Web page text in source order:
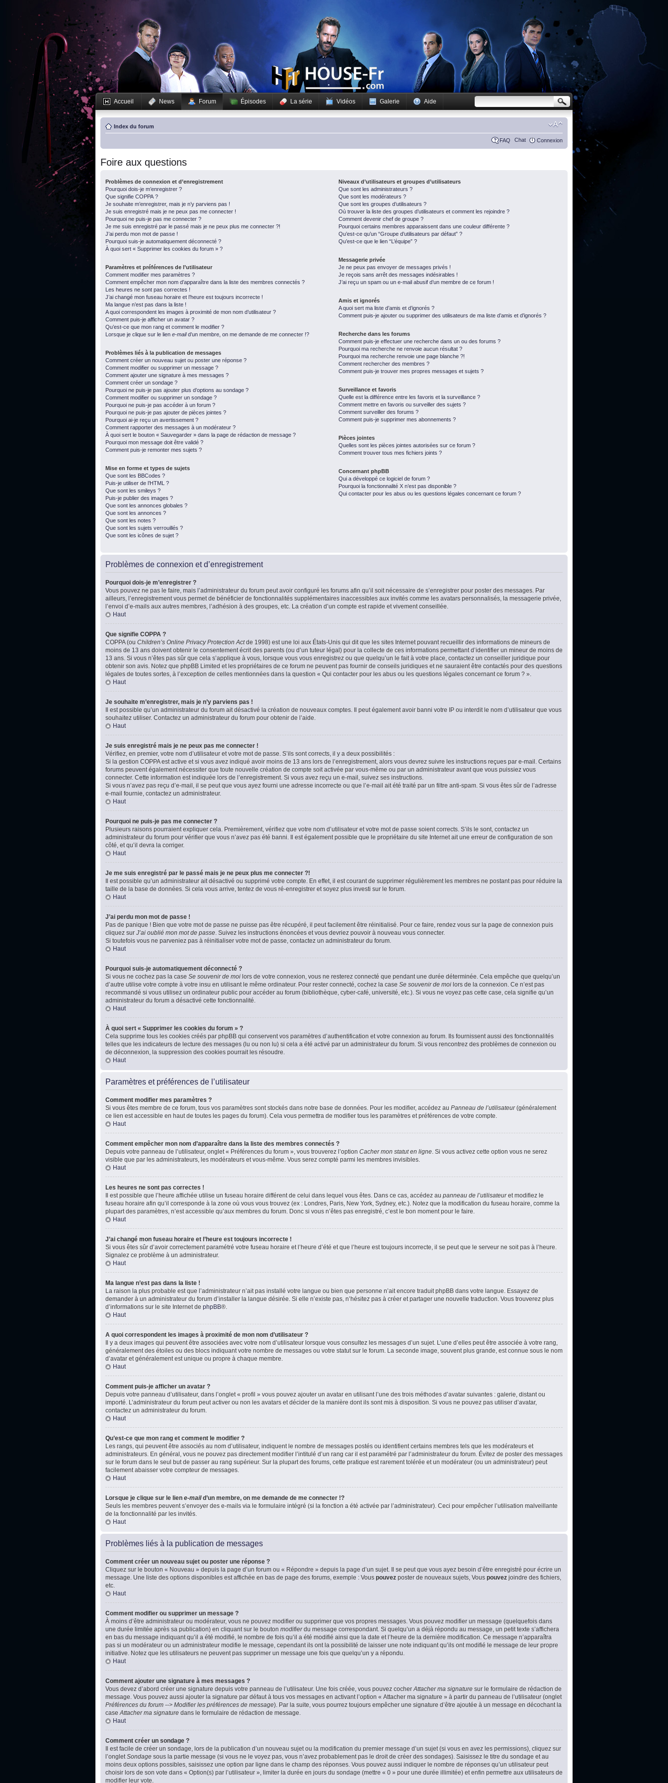
Accueil News Forum Épisodes La série Vidéos Galerie Aide
Index du forum
FAQ Chat Connexion
Foire aux questions
Problèmes de connexion et d’enregistrement
Pourquoi dois-je m’enregistrer ?
Que signifie COPPA ?
Je souhaite m’enregistrer, mais je n’y parviens pas !
Je suis enregistré mais je ne peux pas me connecter !
Pourquoi ne puis-je pas me connecter ?
Je me suis enregistré par le passé mais je ne peux plus me connecter ?!
J’ai perdu mon mot de passe !
Pourquoi suis-je automatiquement déconnecté ?
À quoi sert « Supprimer les cookies du forum » ?
Paramètres et préférences de l’utilisateur
Comment modifier mes paramètres ?
Comment empêcher mon nom d’apparaître dans la liste des membres connectés ?
Les heures ne sont pas correctes !
J’ai changé mon fuseau horaire et l’heure est toujours incorrecte !
Ma langue n’est pas dans la liste !
A quoi correspondent les images à proximité de mon nom d’utilisateur ?
Comment puis-je afficher un avatar ?
Qu’est-ce que mon rang et comment le modifier ?
Lorsque je clique sur le lien e-maild’un membre, on me demande de me connecter !?
Problèmes liés à la publication de messages
Comment créer un nouveau sujet ou poster une réponse ?
Comment modifier ou supprimer un message ?
Comment ajouter une signature à mes messages ?
Comment créer un sondage ?
Pourquoi ne puis-je pas ajouter plus d’options au sondage ?
Comment modifier ou supprimer un sondage ?
Pourquoi ne puis-je pas accéder à un forum ?
Pourquoi ne puis-je pas ajouter de pièces jointes ?
Pourquoi ai-je reçu un avertissement ?
Comment rapporter des messages à un modérateur ?
À quoi sert le bouton « Sauvegarder » dans la page de rédaction de message ?
Pourquoi mon message doit être validé ?
Comment puis-je remonter mes sujets ?
Mise en forme et types de sujets
Que sont les BBCodes ?
Puis-je utiliser de l’HTML ?
Que sont les smileys ?
Puis-je publier des images ?
Que sont les annonces globales ?
Que sont les annonces ?
Que sont les notes ?
Que sont les sujets verrouillés ?
Que sont les icônes de sujet ?
Niveaux d’utilisateurs et groupes d’utilisateurs
Que sont les administrateurs ?
Que sont les modérateurs ?
Que sont les groupes d’utilisateurs ?
Où trouver la liste des groupes d’utilisateurs et comment les rejoindre ?
Comment devenir chef de groupe ?
Pourquoi certains membres apparaissent dans une couleur différente ?
Qu’est-ce qu’un “Groupe d’utilisateurs par défaut” ?
Qu’est-ce que le lien “L’équipe” ?
Messagerie privée
Je ne peux pas envoyer de messages privés !
Je reçois sans arrêt des messages indésirables !
J’ai reçu un spam ou un e-mail abusif d’un membre de ce forum !
Amis et ignorés
A quoi sert ma liste d’amis et d’ignorés ?
Comment puis-je ajouter ou supprimer des utilisateurs de ma liste d’amis et d’ignorés ?
Recherche dans les forums
Comment puis-je effectuer une recherche dans un ou des forums ?
Pourquoi ma recherche ne renvoie aucun résultat ?
Pourquoi ma recherche renvoie une page blanche ?!
Comment rechercher des membres ?
Comment puis-je trouver mes propres messages et sujets ?
Surveillance et favoris
Quelle est la différence entre les favoris et la surveillance ?
Comment mettre en favoris ou surveiller des sujets ?
Comment surveiller des forums ?
Comment puis-je supprimer mes abonnements ?
Pièces jointes
Quelles sont les pièces jointes autorisées sur ce forum ?
Comment trouver tous mes fichiers joints ?
Concernant phpBB
Qui a développé ce logiciel de forum ?
Pourquoi la fonctionnalité X n’est pas disponible ?
Qui contacter pour les abus ou les questions légales concernant ce forum ?
Problèmes de connexion et d’enregistrement
Pourquoi dois-je m’enregistrer ?
Vous pouvez ne pas le faire, mais l’administrateur du forum peut avoir configuré les forums afin qu’il soit nécessaire de s’enregistrer pour poster des messages. Par
ailleurs, l’enregistrement vous permet de bénéficier de fonctionnalités supplémentaires inaccessibles aux invités comme les avatars personnalisés, la messagerie privée,
l’envoi d’e-mails aux autres membres, l’adhésion à des groupes, etc. La création d’un compte est rapide et vivement conseillée.
Haut
Que signifie COPPA ?
COPPA (ou Children’s Online Privacy Protection Actde 1998) est une loi aux États-Unis qui dit que les sites Internet pouvant recueillir des informations de mineurs de
moins de 13 ans doivent obtenir le consentement écrit des parents (ou d’un tuteur légal) pour la collecte de ces informations permettant d’identifier un mineur de moins de
13 ans. Si vous n’êtes pas sûr que cela s’applique à vous, lorsque vous vous enregistrez ou que quelqu’un le fait à votre place, contactez un conseiller juridique pour
obtenir son avis. Notez que phpBB Limited et les propriétaires de ce forum ne peuvent pas fournir de conseils juridiques et ne sauraient être contactés pour des questions
légales de toutes sortes, à l’exception de celles mentionnées dans la question « Qui contacter pour les abus ou les questions légales concernant ce forum ? ».
Haut
Je souhaite m’enregistrer, mais je n’y parviens pas !
Il est possible qu’un administrateur du forum ait désactivé la création de nouveaux comptes. Il peut également avoir banni votre IP ou interdit le nom d’utilisateur que vous
souhaitez utiliser. Contactez un administrateur du forum pour obtenir de l’aide.
Haut
Je suis enregistré mais je ne peux pas me connecter !
Vérifiez, en premier, votre nom d’utilisateur et votre mot de passe. S’ils sont corrects, il y a deux possibilités :
Si la gestion COPPA est active et si vous avez indiqué avoir moins de 13 ans lors de l’enregistrement, alors vous devrez suivre les instructions reçues par e-mail. Certains
forums peuvent également nécessiter que toute nouvelle création de compte soit activée par vous-même ou par un administrateur avant que vous puissiez vous
connecter. Cette information est indiquée lors de l’enregistrement. Si vous avez reçu un e-mail, suivez ses instructions.
Si vous n’avez pas reçu d’e-mail, il se peut que vous ayez fourni une adresse incorrecte ou que l’e-mail ait été traité par un filtre anti-spam. Si vous êtes sûr de l’adresse
e-mail fournie, contactez un administrateur.
Haut
Pourquoi ne puis-je pas me connecter ?
Plusieurs raisons pourraient expliquer cela. Premièrement, vérifiez que votre nom d’utilisateur et votre mot de passe soient corrects. S’ils le sont, contactez un
administrateur du forum pour vérifier que vous n’avez pas été banni. Il est également possible que le propriétaire du site Internet ait une erreur de configuration de son
côté, et qu’il devra la corriger.
Haut
Je me suis enregistré par le passé mais je ne peux plus me connecter ?!
Il est possible qu’un administrateur ait désactivé ou supprimé votre compte. En effet, il est courant de supprimer régulièrement les membres ne postant pas pour réduire la
taille de la base de données. Si cela vous arrive, tentez de vous ré-enregistrer et soyez plus investi sur le forum.
Haut
J’ai perdu mon mot de passe !
Pas de panique ! Bien que votre mot de passe ne puisse pas être récupéré, il peut facilement être réinitialisé. Pour ce faire, rendez vous sur la page de connexion puis
cliquez sur J’ai oublié mon mot de passe. Suivez les instructions énoncées et vous devriez pouvoir à nouveau vous connecter.
Si toutefois vous ne parveniez pas à réinitialiser votre mot de passe, contactez un administrateur du forum.
Haut
Pourquoi suis-je automatiquement déconnecté ?
Si vous ne cochez pas la case Se souvenir de moi lors de votre connexion, vous ne resterez connecté que pendant une durée déterminée. Cela empêche que quelqu’un
d’autre utilise votre compte à votre insu en utilisant le même ordinateur. Pour rester connecté, cochez la case Se souvenir de moi lors de la connexion. Ce n’est pas
recommandé si vous utilisez un ordinateur public pour accéder au forum (bibliothèque, cyber-café, université, etc.). Si vous ne voyez pas cette case, cela signifie qu’un
administrateur du forum a désactivé cette fonctionnalité.
Haut
À quoi sert « Supprimer les cookies du forum » ?
Cela supprime tous les cookies créés par phpBB qui conservent vos paramètres d’authentification et votre connexion au forum. Ils fournissent aussi des fonctionnalités
telles que les indicateurs de lecture des messages (lu ou non lu) si cela a été activé par un administrateur du forum. Si vous rencontrez des problèmes de connexion ou
de déconnexion, la suppression des cookies pourrait les résoudre.
Haut
Paramètres et préférences de l’utilisateur
Comment modifier mes paramètres ?
Si vous êtes membre de ce forum, tous vos paramètres sont stockés dans notre base de données. Pour les modifier, accédez au Panneau de l’utilisateur(généralement
ce lien est accessible en haut de toutes les pages du forum). Cela vous permettra de modifier tous les paramètres et préférences de votre compte.
Haut
Comment empêcher mon nom d’apparaître dans la liste des membres connectés ?
Depuis votre panneau de l’utilisateur, onglet « Préférences du forum », vous trouverez l’option Cacher mon statut en ligne. Si vous activez cette option vous ne serez
visible que par les administrateurs, les modérateurs et vous-même. Vous serez compté parmi les membres invisibles.
Haut
Les heures ne sont pas correctes !
Il est possible que l’heure affichée utilise un fuseau horaire différent de celui dans lequel vous êtes. Dans ce cas, accédez au panneau de l’utilisateuret modifiez le
fuseau horaire afin qu’il corresponde à la zone où vous vous trouvez (ex : Londres, Paris, New York, Sydney, etc.). Notez que la modification du fuseau horaire, comme la
plupart des paramètres, n’est accessible qu’aux membres du forum. Donc si vous n’êtes pas enregistré, c’est le bon moment pour le faire.
Haut
J’ai changé mon fuseau horaire et l’heure est toujours incorrecte !
Si vous êtes sûr d’avoir correctement paramétré votre fuseau horaire et l’heure d’été et que l’heure est toujours incorrecte, il se peut que le serveur ne soit pas à l’heure.
Signalez ce problème à un administrateur.
Haut
Ma langue n’est pas dans la liste !
La raison la plus probable est que l’administrateur n’ait pas installé votre langue ou bien que personne n’ait encore traduit phpBB dans votre langue. Essayez de
demander à un administrateur du forum d’installer la langue désirée. Si elle n’existe pas, n’hésitez pas à créer et partager une nouvelle traduction. Vous trouverez plus
d’informations sur le site Internet de phpBB®.
Haut
A quoi correspondent les images à proximité de mon nom d’utilisateur ?
Il y a deux images qui peuvent être associées avec votre nom d’utilisateur lorsque vous consultez les messages d’un sujet. L’une d’elles peut être associée à votre rang,
généralement des étoiles ou des blocs indiquant votre nombre de messages ou votre statut sur le forum. La seconde image, souvent plus grande, est connue sous le nom
d’avatar et généralement est unique ou propre à chaque membre.
Haut
Comment puis-je afficher un avatar ?
Depuis votre panneau d’utilisateur, dans l’onglet « profil » vous pouvez ajouter un avatar en utilisant l’une des trois méthodes d’avatar suivantes : galerie, distant ou
importé. L’administrateur du forum peut activer ou non les avatars et décider de la manière dont ils sont mis à disposition. Si vous ne pouvez pas utiliser d’avatar,
contactez un administrateur du forum.
Haut
Qu’est-ce que mon rang et comment le modifier ?
Les rangs, qui peuvent être associés au nom d’utilisateur, indiquent le nombre de messages postés ou identifient certains membres tels que les modérateurs et
administrateurs. En général, vous ne pouvez pas directement modifier l’intitulé d’un rang car il est paramétré par l’administrateur du forum. Évitez de poster des messages
sur le forum dans le seul but de passer au rang supérieur. Sur la plupart des forums, cette pratique est rarement tolérée et un modérateur (ou un administrateur) peut
facilement abaisser votre compteur de messages.
Haut
Lorsque je clique sur le lien e-maild’un membre, on me demande de me connecter !?
Seuls les membres peuvent s’envoyer des e-mails via le formulaire intégré (si la fonction a été activée par l’administrateur). Ceci pour empêcher l’utilisation malveillante
de la fonctionnalité par les invités.
Haut
Problèmes liés à la publication de messages
Comment créer un nouveau sujet ou poster une réponse ?
Cliquez sur le bouton « Nouveau » depuis la page d’un forum ou « Répondre » depuis la page d’un sujet. Il se peut que vous ayez besoin d’être enregistré pour écrire un
message. Une liste des options disponibles est affichée en bas de page des forums, exemple : Vous pouvez poster de nouveaux sujets, Vous pouvez joindre des fichiers,
etc.
Haut
Comment modifier ou supprimer un message ?
À moins d’être administrateur ou modérateur, vous ne pouvez modifier ou supprimer que vos propres messages. Vous pouvez modifier un message (quelquefois dans
une durée limitée après sa publication) en cliquant sur le bouton modifierdu message correspondant. Si quelqu’un a déjà répondu au message, un petit texte s’affichera
en bas du message indiquant qu’il a été modifié, le nombre de fois qu’il a été modifié ainsi que la date et l’heure de la dernière modification. Ce message n’apparaîtra
pas si un modérateur ou un administrateur modifie le message, cependant ils ont la possibilité de laisser une note indiquant qu’ils ont modifié le message de leur propre
initiative. Notez que les utilisateurs ne peuvent pas supprimer un message une fois que quelqu’un y a répondu.
Haut
Comment ajouter une signature à mes messages ?
Vous devez d’abord créer une signature depuis votre panneau de l’utilisateur. Une fois créée, vous pouvez cocherAttacher ma signature sur le formulaire de rédaction de
message. Vous pouvez aussi ajouter la signature par défaut à tous vos messages en activant l’option « Attacher ma signature » à partir du panneau de l’utilisateur (onglet
Préférences du forum --> Modifier les préférences de message). Par la suite, vous pourrez toujours empêcher une signature d’être ajoutée à un message en décochant la
caseAttacher ma signature dans le formulaire de rédaction de message.
Haut
Comment créer un sondage ?
Il est facile de créer un sondage, lors de la publication d’un nouveau sujet ou la modification du premier message d’un sujet (si vous en avez les permissions), cliquez sur
l’ongletSondage sous la partie message (si vous ne le voyez pas, vous n’avez probablement pas le droit de créer des sondages). Saisissez le titre du sondage et au
moins deux options possibles, saisissez une option par ligne dans le champ des réponses. Vous pouvez aussi indiquer le nombre de réponses qu’un utilisateur peut
choisir lors de son vote dans « Option(s) par l’utilisateur », limiter la durée en jours du sondage (mettre « 0 » pour une durée illimitée) et enfin permettre aux utilisateurs de
modifier leur vote.